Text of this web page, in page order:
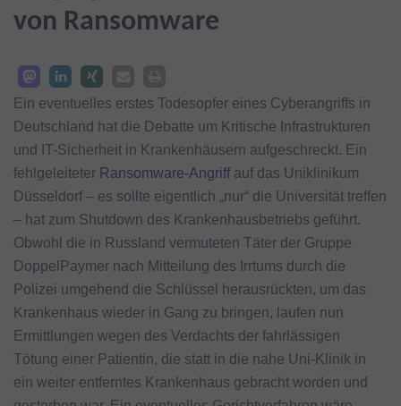
von Ransomware
Ein eventuelles erstes Todesopfer eines Cyberangriffs in
Deutschland hat die Debatte um Kritische Infrastrukturen
und IT-Sicherheit in Krankenhäusern aufgeschreckt. Ein
fehlgeleiteter Ransomware-Angriffauf das Uniklinikum
Düsseldorf – es sollte eigentlich „nur“ die Universität treffen
– hat zum Shutdown des Krankenhausbetriebs geführt.
Obwohl die in Russland vermuteten Täter der Gruppe
DoppelPaymer nach Mitteilung des Irrtums durch die
Polizei umgehend die Schlüssel herausrückten, um das
Krankenhaus wieder in Gang zu bringen, laufen nun
Ermittlungen wegen des Verdachts der fahrlässigen
Tötung einer Patientin, die statt in die nahe Uni-Klinik in
ein weiter entferntes Krankenhaus gebracht worden und